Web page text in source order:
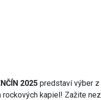
2025 predstaví výber
rockových kapiel! Zažite